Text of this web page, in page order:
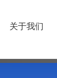
关于我们